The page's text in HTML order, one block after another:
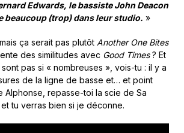
Edwards, le bassiste John Deacon
beaucoup (trop) dans leur studio. »
ça serait pas plutôt Another One Bites
des similitudes avec Good Times? Et
pas si « nombreuses », vois-tu : il y a
de la ligne de basse et… et point
Alphonse, repasse-toi la scie de Sa
tu verras bien si je déconne.